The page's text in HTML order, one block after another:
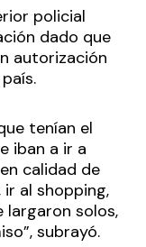
policial
dado que
autorización
tenían el
iban a ir a
calidad de
al shopping,
largaron solos,
subrayó.